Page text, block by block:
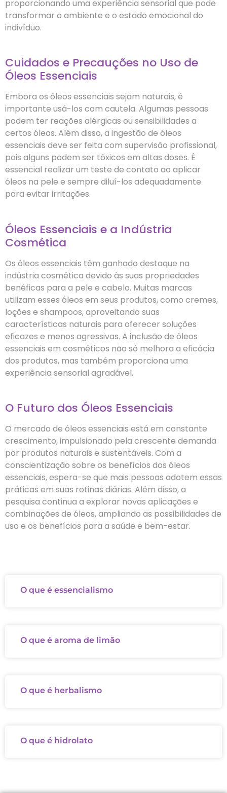
proporcionando uma experiência sensorial que pode
transformar o ambiente e o estado emocional do
indivíduo.
Cuidados e Precauções no Uso de
Óleos Essenciais
Embora os óleos essenciais sejam naturais, é
importante usá-los com cautela. Algumas pessoas
podem ter reações alérgicas ou sensibilidades a
certos óleos. Além disso, a ingestão de óleos
essenciais deve ser feita com supervisão profissional,
pois alguns podem ser tóxicos em altas doses. É
essencial realizar um teste de contato ao aplicar
óleos na pele e sempre diluí-los adequadamente
para evitar irritações.
Óleos Essenciais e a Indústria
Cosmética
Os óleos essenciais têm ganhado destaque na
indústria cosmética devido às suas propriedades
benéficas para a pele e cabelo. Muitas marcas
utilizam esses óleos em seus produtos, como cremes,
loções e shampoos, aproveitando suas
características naturais para oferecer soluções
eficazes e menos agressivas. A inclusão de óleos
essenciais em cosméticos não só melhora a eficácia
dos produtos, mas também proporciona uma
experiência sensorial agradável.
O Futuro dos Óleos Essenciais
O mercado de óleos essenciais está em constante
crescimento, impulsionado pela crescente demanda
por produtos naturais e sustentáveis. Com a
conscientização sobre os benefícios dos óleos
essenciais, espera-se que mais pessoas adotem essas
práticas em suas rotinas diárias. Além disso, a
pesquisa continua a explorar novas aplicações e
combinações de óleos, ampliando as possibilidades de
uso e os benefícios para a saúde e bem-estar.
O que é essencialismo
O que é aroma de limão
O que é herbalismo
O que é hidrolato